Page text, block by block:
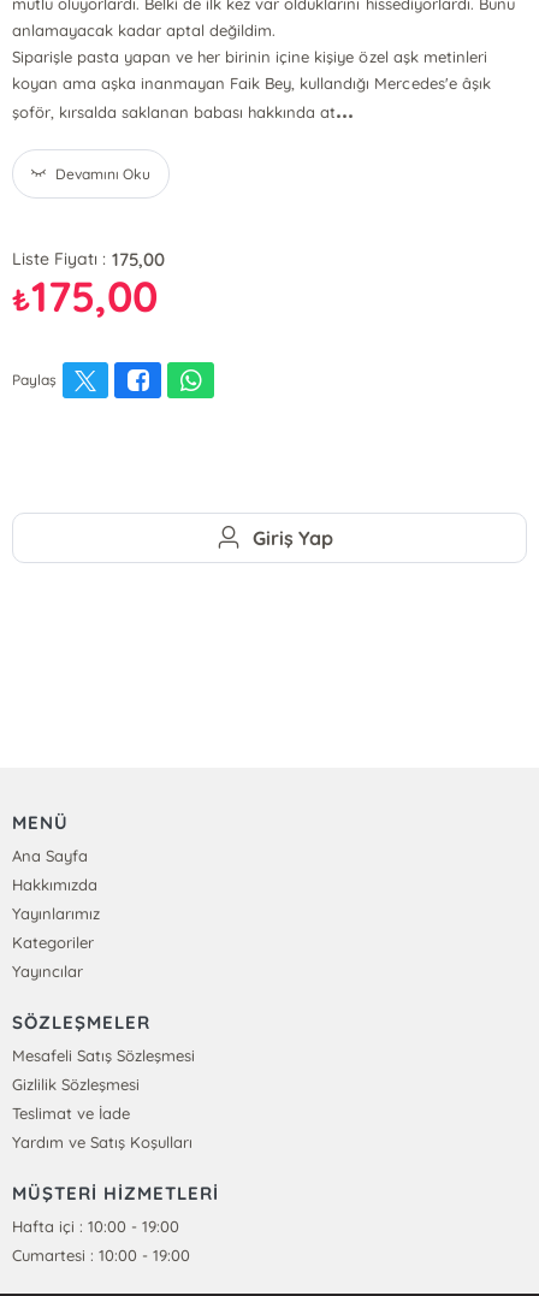
anlamayacak kadar aptal değildim.
Siparişle pasta yapan ve her birinin içine kişiye özel aşk metinleri
koyan ama aşka inanmayan Faik Bey, kullandığı Mercedes'e âşık
şoför, kırsalda saklanan babası hakkında at...
Devamını Oku
Liste Fiyatı : 175,00
₺175,00
Paylaş
Giriş Yap
MENÜ
Ana Sayfa
Hakkımızda
Yayınlarımız
Kategoriler
Yayıncılar
SÖZLEŞMELER
Mesafeli Satış Sözleşmesi
Gizlilik Sözleşmesi
Teslimat ve İade
Yardım ve Satış Koşulları
MÜŞTERİ HİZMETLERİ
Hafta içi : 10:00 - 19:00
Cumartesi : 10:00 - 19:00